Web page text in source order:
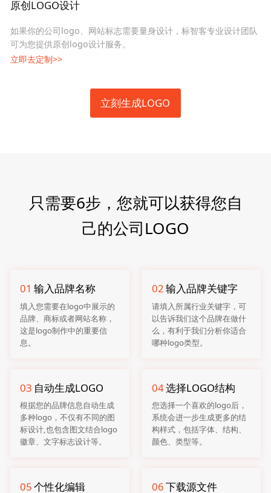
原创LOGO设计
如果你的公司logo、网站标志需要量身设计，标智客专业设计团队
可为您提供原创logo设计服务。
立即去定制>>
立刻生成LOGO
只需要6步，您就可以获得您自
己的公司LOGO
01 输入品牌名称
填入您需要在logo中展示的
品牌、商标或者网站名称，
这是logo制作中的重要信
息。
02输入品牌关键字
请填入所属行业关键字，可
以告诉我们这个品牌在做什
么，有利于我们分析你适合
哪种logo类型。
03 自动生成LOGO
根据您的品牌信息自动生成
多种logo，不仅有不同的图
标设计,也包含图文结合logo
徽章、文字标志设计等。
04选择LOGO结构
您选择一个喜欢的logo后，
系统会进一步生成更多的结
构样式，包括字体、结构、
颜色、类型等。
05个性化编辑 06下载源文件